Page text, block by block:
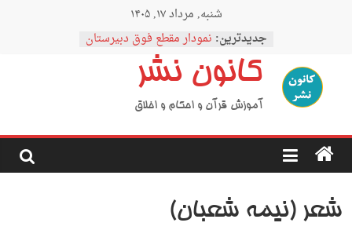
شنبه, مرداد ۱۷, ۱۴۰۵
جدیدترین: نمودار مقطع فوق دبیرستان
اردوی نیمه رمضان
اردوی نیمه شعبان
اردوی غدیر
اردوی محرم
کانون نشر
آموزش قرآن و احکام و اخلاق
شعر (نیمه شعبان)